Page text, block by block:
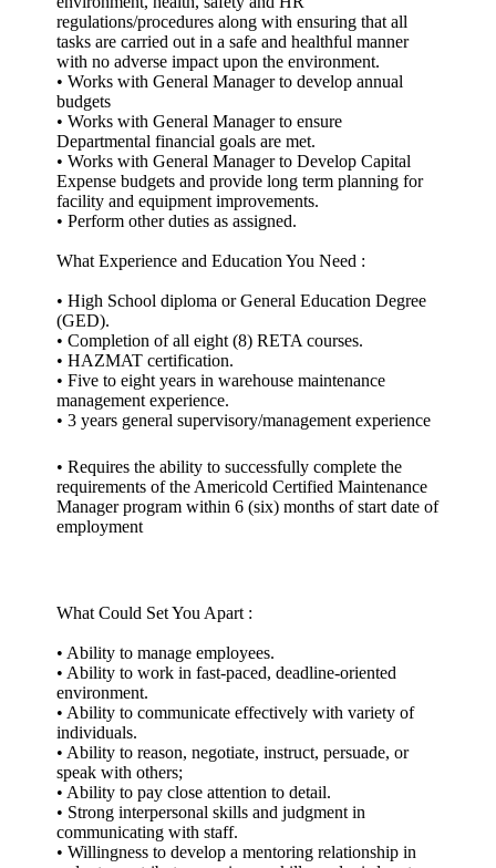
regulations/procedures along with ensuring that all
tasks are carried out in a safe and healthful manner
with no adverse impact upon the environment.
• Works with General Manager to develop annual
budgets
• Works with General Manager to ensure
Departmental financial goals are met.
• Works with General Manager to Develop Capital
Expense budgets and provide long term planning for
facility and equipment improvements.
• Perform other duties as assigned.
What Experience and Education You Need :
• High School diploma or General Education Degree
(GED).
• Completion of all eight (8) RETA courses.
• HAZMAT certification.
• Five to eight years in warehouse maintenance
management experience.
• 3 years general supervisory/management experience
• Requires the ability to successfully complete the
requirements of the Americold Certified Maintenance
Manager program within 6 (six) months of start date of
employment
What Could Set You Apart :
• Ability to manage employees.
• Ability to work in fast-paced, deadline-oriented
environment.
• Ability to communicate effectively with variety of
individuals.
• Ability to reason, negotiate, instruct, persuade, or
speak with others;
• Ability to pay close attention to detail.
• Strong interpersonal skills and judgment in
communicating with staff.
• Willingness to develop a mentoring relationship in